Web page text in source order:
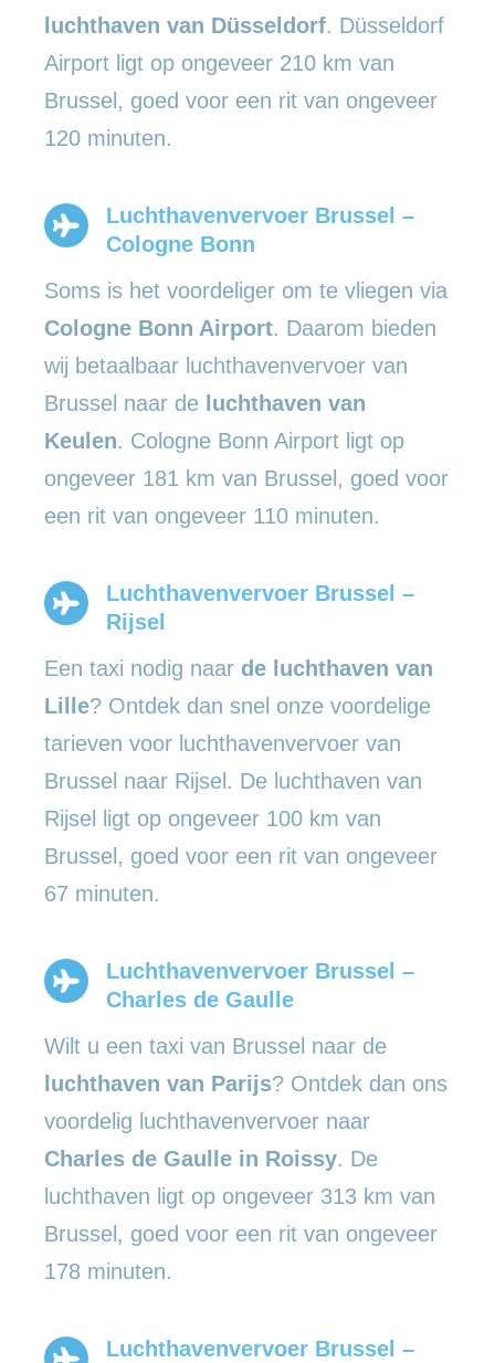
luchthaven van Düsseldorf. Düsseldorf
Airport ligt op ongeveer 210 km van
Brussel, goed voor een rit van ongeveer
120 minuten.
Luchthavenvervoer Brussel –
Cologne Bonn
Soms is het voordeliger om te vliegen via
Cologne Bonn Airport. Daarom bieden
wij betaalbaar luchthavenvervoer van
Brussel naar de luchthaven van
Keulen. Cologne Bonn Airport ligt op
ongeveer 181 km van Brussel, goed voor
een rit van ongeveer 110 minuten.
Luchthavenvervoer Brussel –
Rijsel
Een taxi nodig naar de luchthaven van
Lille? Ontdek dan snel onze voordelige
tarieven voor luchthavenvervoer van
Brussel naar Rijsel. De luchthaven van
Rijsel ligt op ongeveer 100 km van
Brussel, goed voor een rit van ongeveer
67 minuten.
Luchthavenvervoer Brussel –
Charles de Gaulle
Wilt u een taxi van Brussel naar de
luchthaven van Parijs? Ontdek dan ons
voordelig luchthavenvervoer naar
Charles de Gaulle in Roissy. De
luchthaven ligt op ongeveer 313 km van
Brussel, goed voor een rit van ongeveer
178 minuten.
Luchthavenvervoer Brussel –